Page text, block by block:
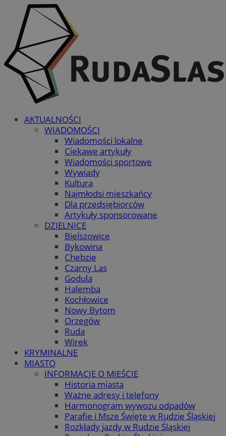
AKTUALNOŚCI
WIADOMOŚCI
Wiadomości lokalne
Ciekawe artykuły
Wiadomości sportowe
Wywiady
Kultura
Najmłodsi mieszkańcy
Dla przedsiębiorców
Artykuły sponsorowane
DZIELNICE
Bielszowice
Bykowina
Chebzie
Czarny Las
Godula
Halemba
Kochłowice
Nowy Bytom
Orzegów
Ruda
Wirek
KRYMINALNE
MIASTO
INFORMACJE O MIEŚCIE
Historia miasta
Ważne adresy i telefony
Harmonogram wywozu odpadów
Parafie i Msze Święte w Rudzie Śląskiej
Rozkłady jazdy w Rudzie Śląskiej